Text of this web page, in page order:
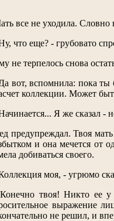
все не уходила. Словно
что еще? - грубовато
не терпелось снова
вот, вспомнила: пока
коллекции. Может
Я же сказал -
предупреждал. Твоя
и она мечется от
добиваться своего.
моя, - угрюмо
твоя! Никто ее у
выражение
не решил, и